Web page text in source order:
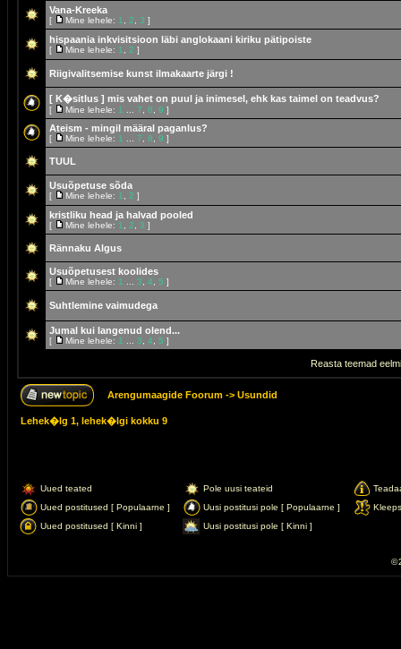
Vana-Kreeka
[ Mine lehele: 1 2 3 ]
hispaania inkvisitsioon läbi anglokaani kiriku pätipoiste
[ Mine lehele: 1 2 ]
Riigivalitsemise kunst ilmakaarte järgi !
[ K�sitlus ] mis vahet on puul ja inimesel, ehk kas taimel on teadvus?
[ Mine lehele: 1 7 8 9 ]
Ateism - mingil määral paganlus?
[ Mine lehele: 1 7 8 9 ]
TUUL
Usuõpetuse sõda
[ Mine lehele: 1 2 ]
kristliku head ja halvad pooled
[ Mine lehele: 1 2 3 ]
Rännaku Algus
Usuõpetusest koolides
[ Mine lehele: 1 3 4 5 ]
Suhtlemine vaimudega
Jumal kui langenud olend...
[ Mine lehele: 1 3 4 5 ]
Reasta teemad
Arengumaagide Foorum -> Usundid
Lehek�lg 1, lehek�lgi kokku 9
Uued teated Pole uusi teateid
Uued postitused [ Populaarne ]
Uusi postitusi pole [ Populaarne ]
Kleeps
Uued postitused [ Kinni ]
Uusi postitusi pole [ Kinni ]
©